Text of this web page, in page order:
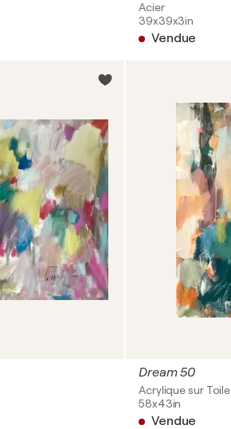
Acier
39x39x3in
Vendue
Dream 50
Acrylique sur Toile
58x43in
Vendue